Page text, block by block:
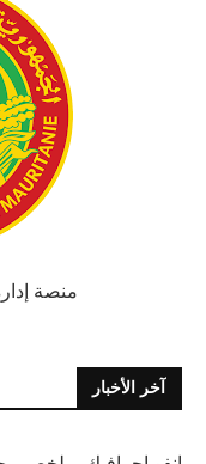
منصة
آخر الأخبار